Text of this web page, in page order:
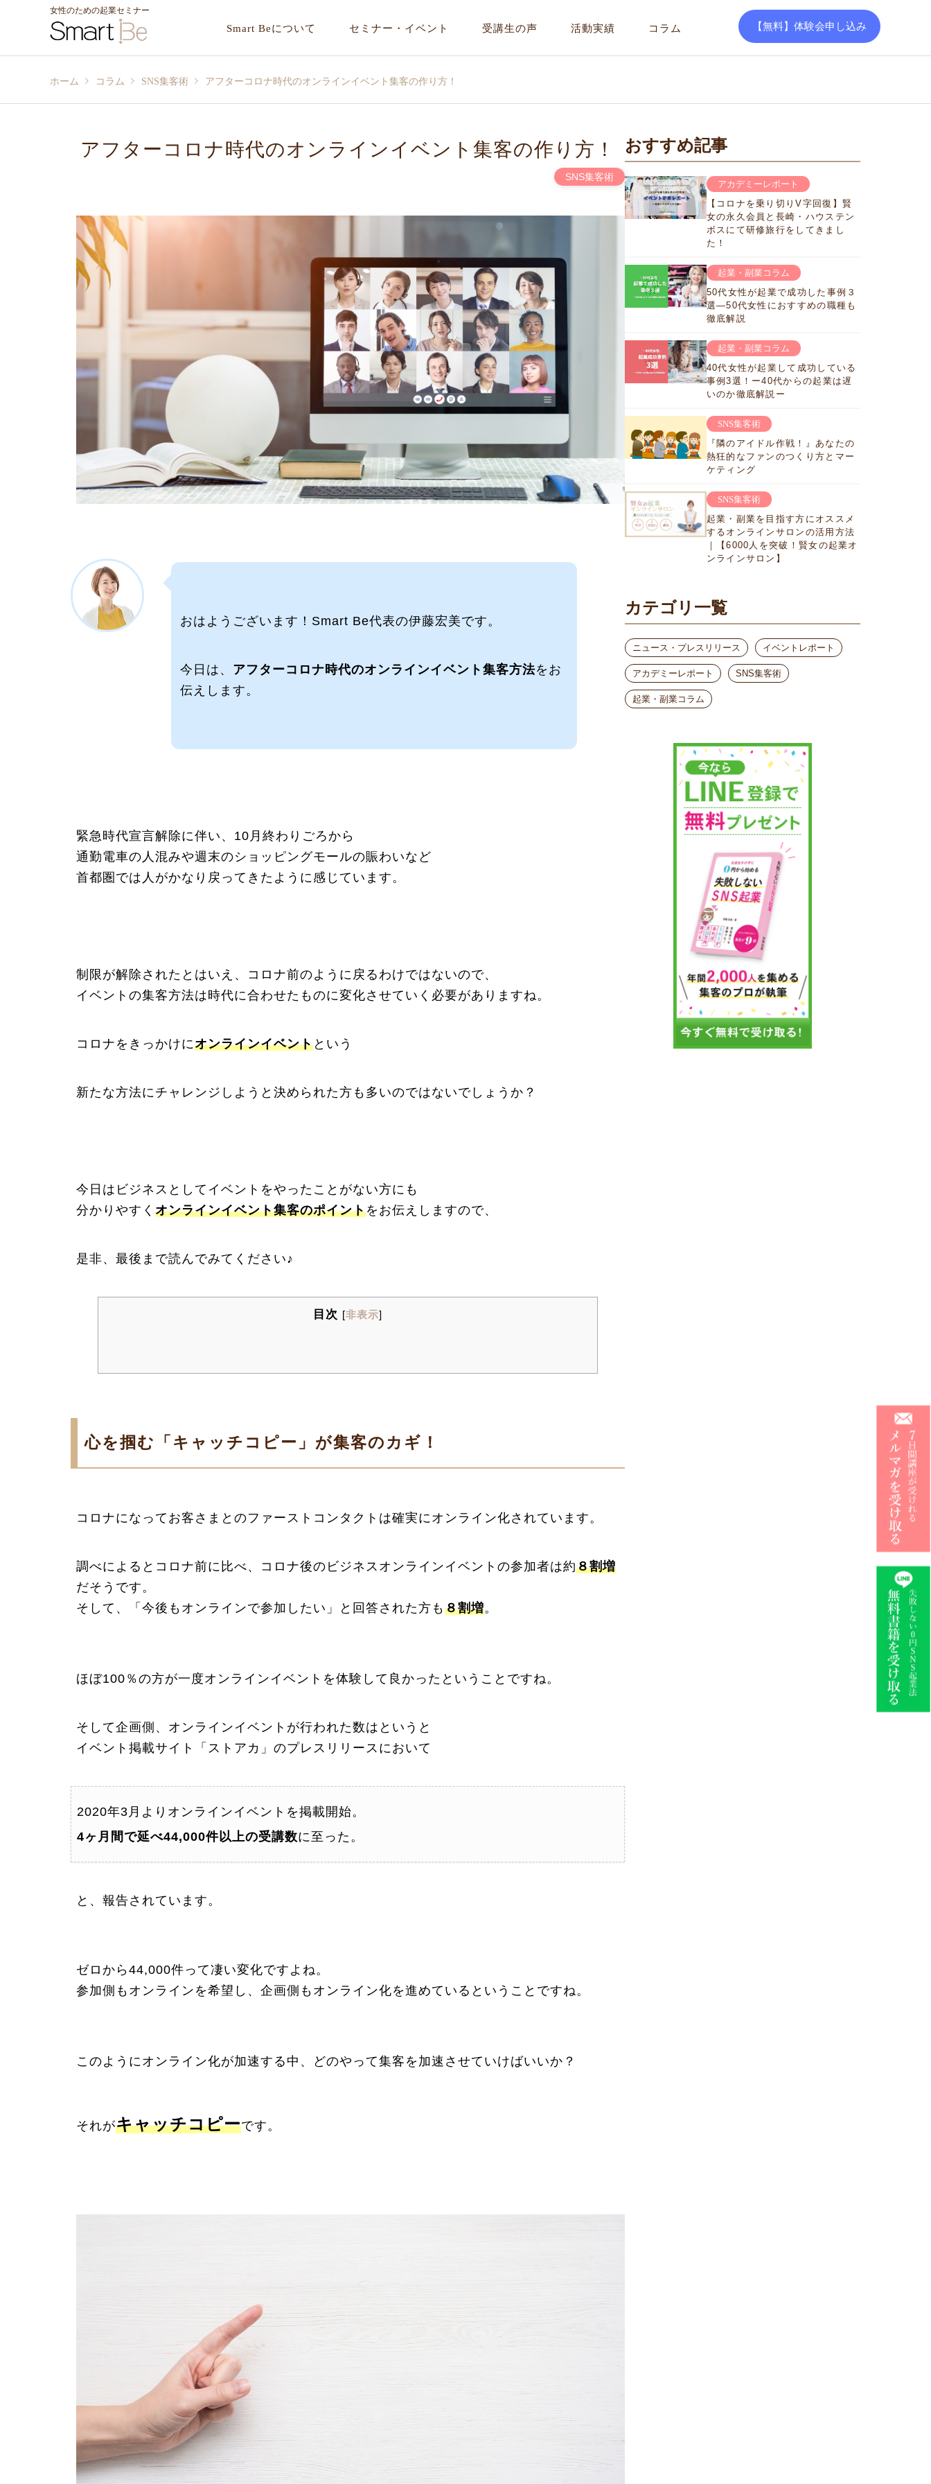
女性のための起業セミナー
Smart Beについて セミナー・イベント 受講生の声 活動実績 コラム 【無料】体験会申し込み
ホーム コラム SNS集客術 アフターコロナ時代のオンラインイベント集客の作り方！
アフターコロナ時代のオンラインイベント集客の作り方！
SNS集客術
おはようございます！Smart Be代表の伊藤宏美です。
今日は、 アフターコロナ時代のオンラインイベント集客方法をお
伝えします。
緊急時代宣言解除に伴い、10月終わりごろから
通勤電車の人混みや週末のショッピングモールの賑わいなど
首都圏では人がかなり戻ってきたように感じています。
制限が解除されたとはいえ、コロナ前のように戻るわけではないので、
イベントの集客方法は時代に合わせたものに変化させていく必要がありますね。
コロナをきっかけにオンラインイベントという
新たな方法にチャレンジしようと決められた方も多いのではないでしょうか？
今日はビジネスとしてイベントをやったことがない方にも
分かりやすく オンラインイベント集客のポイントをお伝えしますので、
是非、最後まで読んでみてください♪
目次 [非表示]
心を掴む「キャッチコピー」が集客のカギ！
コロナになってお客さまとのファーストコンタクトは確実にオンライン化されています。
調べによるとコロナ前に比べ、コロナ後のビジネスオンラインイベントの参加者は約８割増
だそうです。
そして、「今後もオンラインで参加したい」と回答された方も８割増。
ほぼ100％の方が一度オンラインイベントを体験して良かったということですね。
そして企画側、オンラインイベントが行われた数はというと
イベント掲載サイト「ストアカ」のプレスリリースにおいて
2020年3月よりオンラインイベントを掲載開始。
4ヶ月間で延べ44,000件以上の受講数に至った。
と、報告されています。
ゼロから44,000件って凄い変化ですよね。
参加側もオンラインを希望し、企画側もオンライン化を進めているということですね。
このようにオンライン化が加速する中、どのやって集客を加速させていけばいいか？
それがキャッチコピーです。
おすすめ記事
アカデミーレポート
【コロナを乗り切りV字回復】賢
女の永久会員と長崎・ハウステン
ボスにて研修旅行をしてきまし
た！
起業・副業コラム
50代女性が起業で成功した事例３
選―50代女性におすすめの職種も
徹底解説
起業・副業コラム
40代女性が起業して成功している
事例3選！ー40代からの起業は遅
いのか徹底解説ー
SNS集客術
『隣のアイドル作戦！』あなたの
熱狂的なファンのつくり方とマー
ケティング
SNS集客術
起業・副業を目指す方にオススメ
するオンラインサロンの活用方法
｜【6000人を突破！賢女の起業オ
ンラインサロン】
カテゴリ一覧
ニュース・プレスリリース イベントレポート
アカデミーレポート SNS集客術
起業・副業コラム